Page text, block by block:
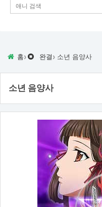
홈› 완결 › 소년 음양사
소년 음양사